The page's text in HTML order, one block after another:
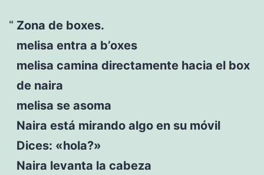
Zona de boxes.
melisa entra a b’oxes
melisa camina directamente hacia el box
de naira
melisa se asoma
Naira está mirando algo en su móvil
Dices: «hola?»
Naira levanta la cabeza